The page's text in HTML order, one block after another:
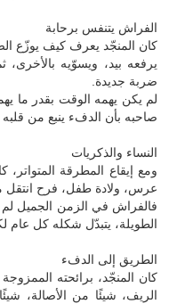
الفراش يتنفس برحابة
كان المنجّد يعرف كيف يوزّع
يرفعه بيد، ويسوّيه بالأخرى،
ضربة جديدة.
لم يكن يهمه الوقت بقدر ما
صاحبه بأن الدفء ينبع من قلبه
النساء والذكريات
ومع إيقاع المطرقة
عرس، ولادة طفل، فرح انتقل
فالفراش في الزمن الجميل لم
الطويلة، يتبدّل شكله كل عام
الطريق إلى الدفء
كان المنجّد، برائحته
الريف، شيئًا من الأصالة،